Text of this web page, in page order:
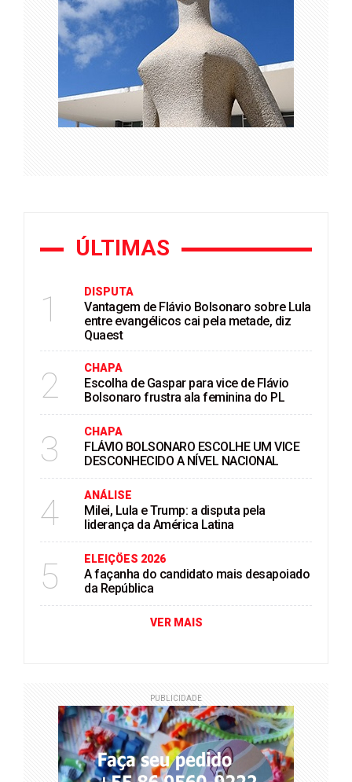
ÚLTIMAS
1 DISPUTA
Vantagem de Flávio Bolsonaro sobre Lula
entre evangélicos cai pela metade, diz
Quaest
2 CHAPA
Escolha de Gaspar para vice de Flávio
Bolsonaro frustra ala feminina do PL
3 CHAPA
FLÁVIO BOLSONARO ESCOLHE UM VICE
DESCONHECIDO A NÍVEL NACIONAL
4 ANÁLISE
Milei, Lula e Trump: a disputa pela
liderança da América Latina
5 ELEIÇÖES 2026
A façanha do candidato mais desapoiado
da República
VER MAIS
PUBLICIDADE